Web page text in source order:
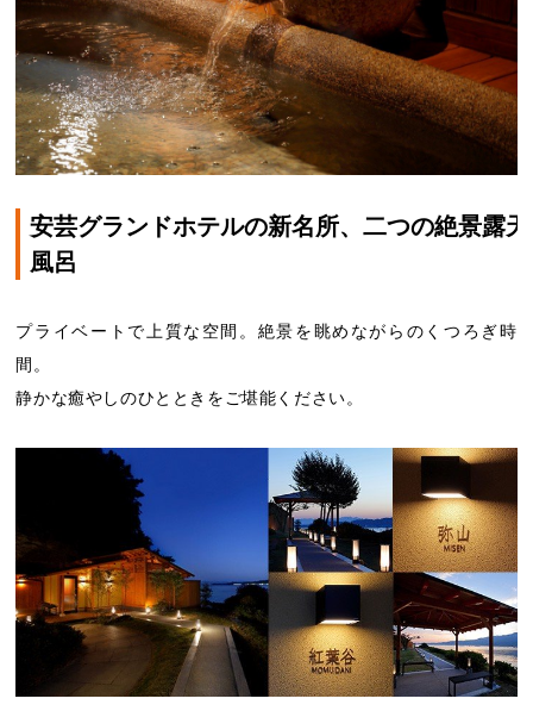
安芸グランドホテルの新名所、二つの絶景露天
風呂
プライベートで上質な空間。絶景を眺めながらのくつろぎ時
間。
静かな癒やしのひとときをご堪能ください。